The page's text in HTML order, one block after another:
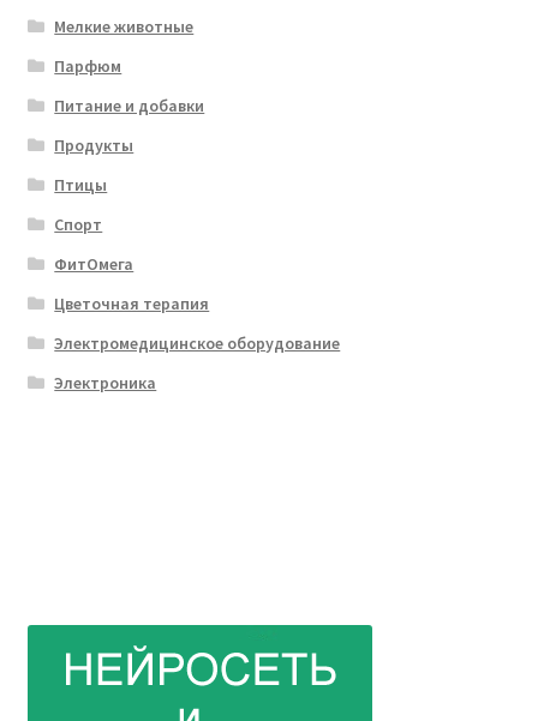
Мелкие животные
Парфюм
Питание и добавки
Продукты
Птицы
Спорт
ФитОмега
Цветочная терапия
Электромедицинское оборудование
Электроника